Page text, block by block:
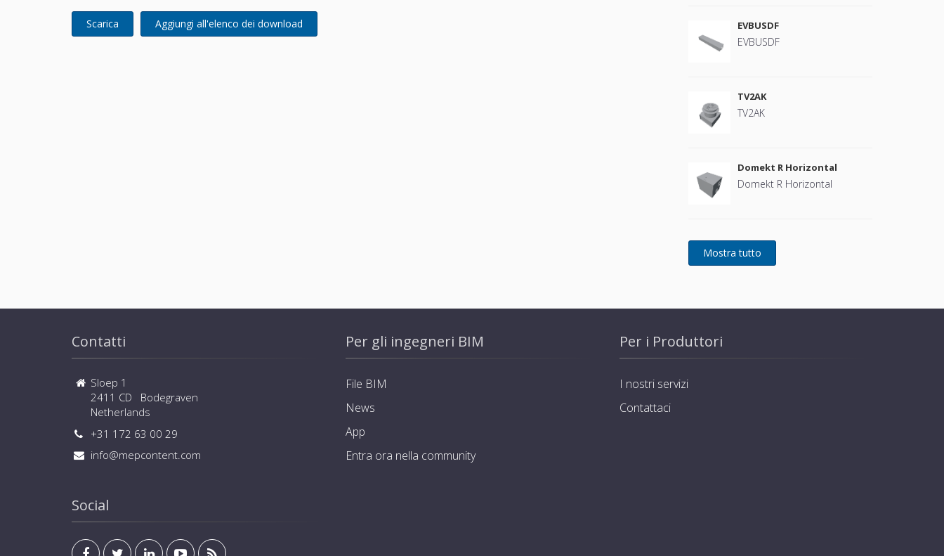
Scarica Aggiungi all'elenco dei download EVBUSDF
EVBUSDF
TV2AK
TV2AK
Domekt R Horizontal
Domekt R Horizontal
Contatti
Sloep 1
2411 CD Bodegraven
Netherlands
+31 172 63 00 29
info@mepcontent.com
Social
Per gli ingegneri BIM
File BIM
News
App
Entra ora nella community
Per i Produttori
I nostri servizi
Contattaci